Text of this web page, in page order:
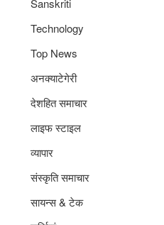
Sanskriti
Technology
Top News
अनक्याटेगेरी
देशहित समाचार
लाइफ स्टाइल
व्यापार
संस्कृति समाचार
सायन्स & टेक